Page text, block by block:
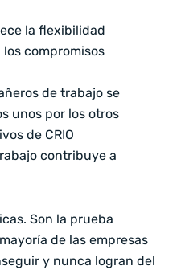
la flexibilidad
compromisos
de trabajo se
unos por los otros
de CRIO
contribuye a
Son la prueba
de las empresas
y nunca logran del